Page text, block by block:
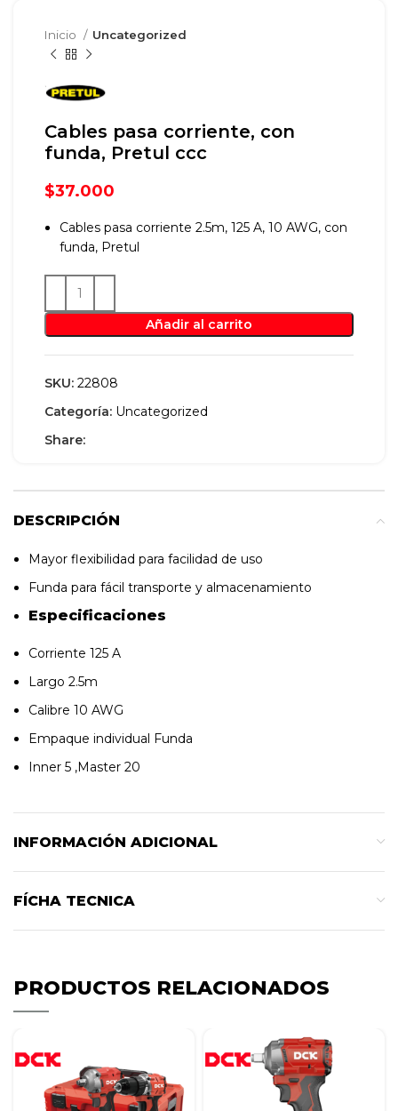
Inicio Uncategorized
Cables pasa corriente, con
funda, Pretul ccc
$37.000
Cables pasa corriente 2.5m, 125 A, 10 AWG, con
funda, Pretul
Añadir al carrito
SKU: 22808
Categoría: Uncategorized
Share:
DESCRIPCIÓN
Mayor flexibilidad para facilidad de uso
Funda para fácil transporte y almacenamiento
Especificaciones
Corriente 125 A
Largo 2.5m
Calibre 10 AWG
Empaque individual Funda
Inner 5 ,Master 20
INFORMACIÓN ADICIONAL
FÍCHA TECNICA
PRODUCTOS RELACIONADOS